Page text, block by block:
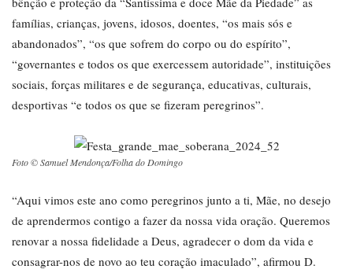
famílias, crianças, jovens, idosos, doentes, “os mais sós e
abandonados”, “os que sofrem do corpo ou do espírito”,
“governantes e todos os que exercessem autoridade”, instituições
sociais, forças militares e de segurança, educativas, culturais,
desportivas “e todos os que se fizeram peregrinos”.
Foto © Samuel Mendonça/Folha do Domingo
“Aqui vimos este ano como peregrinos junto a ti, Mãe, no desejo
de aprendermos contigo a fazer da nossa vida oração. Queremos
renovar a nossa fidelidade a Deus, agradecer o dom da vida e
consagrar-nos de novo ao teu coração imaculado”, afirmou D.